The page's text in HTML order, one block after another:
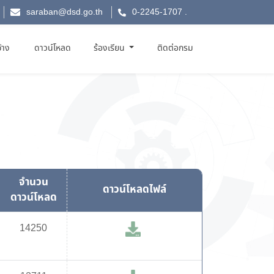
saraban@dsd.go.th 0-2245-1707 .
ง ดาวน์โหลด ร้องเรียน ติดต่อกรม
จำนวน
ดาวน์โหลด
ดาวน์โหลดไฟล์
14250